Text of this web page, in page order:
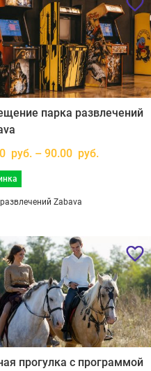
парка развлечений
руб. – 90.00 руб.
Zabava
прогулка с программой